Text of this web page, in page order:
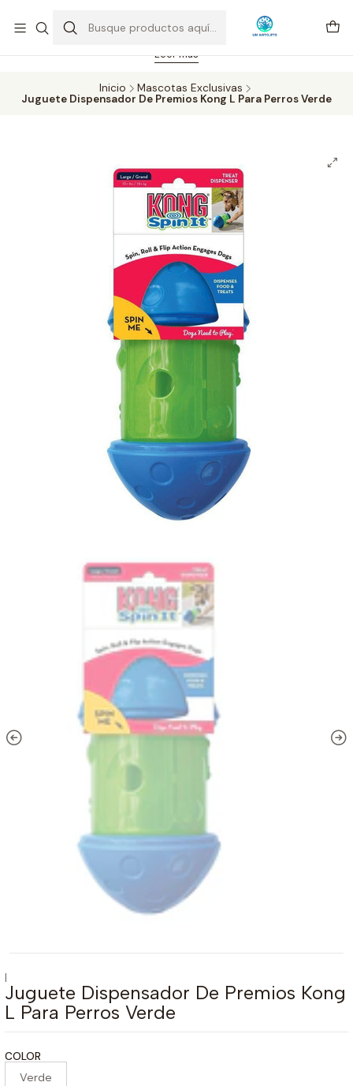
Feriado 21-05-2026 atención hasta las 14 hrs. Envío GRATIS mismo
día solo área Metropolitana Santiago por compras desde CLP 39.900.
Pedidos hasta 16 hrs., sábados y domingos hasta 14 hrs.
Leer más
Inicio
Mascotas Exclusivas
Juguete Dispensador De Premios Kong L Para Perros Verde
Juguete Dispensador De Premios Kong
L Para Perros Verde
COLOR
Verde